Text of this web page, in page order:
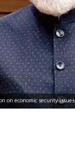
on economic security issues